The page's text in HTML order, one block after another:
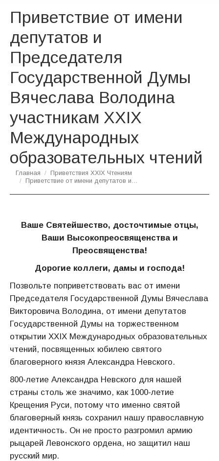
Приветствие от имени
депутатов и
Председателя
Государственной Думы
Вячеслава Володина
участникам XXIX
Международных
образовательных чтений
Вы здесь:
Главная
Приветствия XXIX Чтениям
Приветствие от имени депутатов и…
Ваше Святейшество, досточтимые отцы,
Ваши Высокопреосвященства и
Преосвященства!
Дорогие коллеги, дамы и господа!
Позвольте поприветствовать вас от имени
Председателя Государственной Думы Вячеслава
Викторовича Володина, от имени депутатов
Государственной Думы на торжественном
открытии XXIX Международных образовательных
чтений, посвященных юбилею святого
благоверного князя Александра Невского.
800-летие Александра Невского для нашей
страны столь же значимо, как 1000-летие
Крещения Руси, потому что именно святой
благоверный князь сохранил нашу православную
идентичность. Он не просто разгромил армию
рыцарей Левонского ордена, но защитил наш
русский мир.